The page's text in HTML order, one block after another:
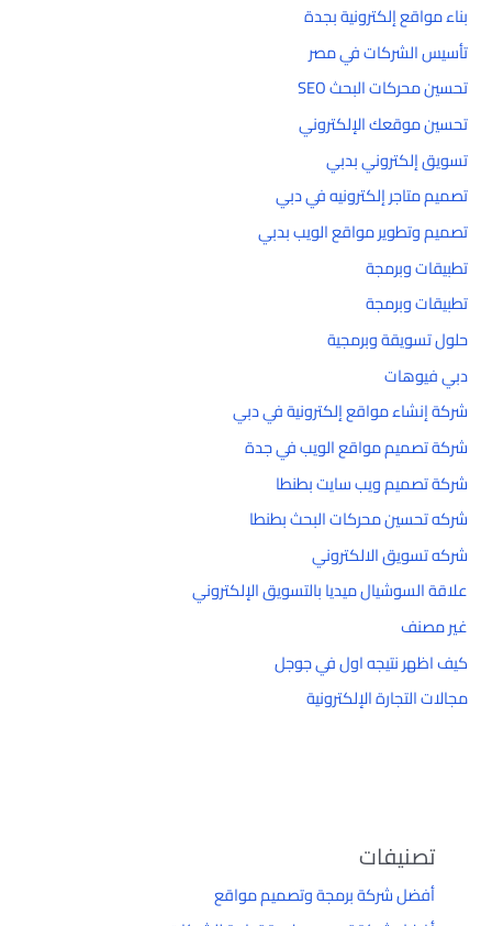
بناء مواقع إلكترونية بجدة
تأسيس الشركات في مصر
تحسين محركات البحث SEO
تحسين موقعك الإلكتروني
تسويق إلكتروني بدبي
تصميم متاجر إلكترونيه في دبي
تصميم وتطوير مواقع الويب بدبي
تطبيقات وبرمجة
تطبيقات وبرمجة
حلول تسويقة وبرمجية
دبي فيوهات
شركة إنشاء مواقع إلكترونية في دبي
شركة تصميم مواقع الويب في جدة
شركة تصميم ويب سايت بطنطا
شركه تحسين محركات البحث بطنطا
شركه تسويق الالكتروني
علاقة السوشيال ميديا بالتسويق الإلكتروني
غير مصنف
كيف اظهر نتيجه اول في جوجل
مجالات التجارة الإلكترونية
تصنيفات
أفضل شركة برمجة وتصميم مواقع